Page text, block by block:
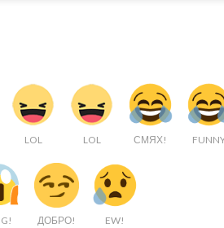
LOL LOL СМЯХ!
ДОБРО! EW!